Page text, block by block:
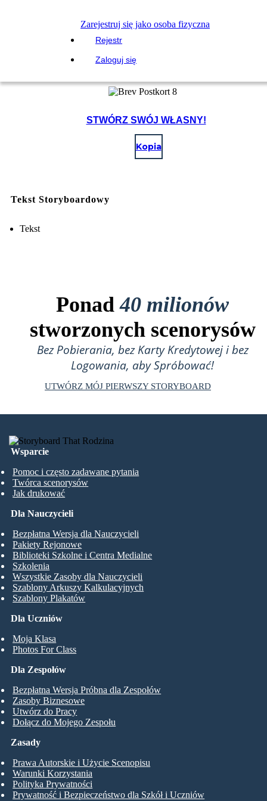
Zarejestruj się jako osoba fizyczna
Rejestr
Zaloguj się
STWÓRZ SWÓJ WŁASNY!
Kopia
Tekst Storyboardowy
Tekst
Ponad40 milionów
stworzonych scenorysów
Bez Pobierania, bez Karty Kredytowej i bez
Logowania, aby Spróbować!
UTWÓRZ MÓJ PIERWSZY STORYBOARD
Wsparcie
Pomoc i często zadawane pytania
Twórca scenorysów
Jak drukować
Dla Uczniów
Moja Klasa
Photos For Class
Dla Nauczycieli
Bezpłatna Wersja dla Nauczycieli
Pakiety Rejonowe
Biblioteki Szkolne i Centra Medialne
Szkolenia
Wszystkie Zasoby dla Nauczycieli
Szablony Arkuszy Kalkulacyjnych
Szablony Plakatów
Dla Zespołów
Bezpłatna Wersja Próbna dla Zespołów
Zasoby Biznesowe
Utwórz do Pracy
Dołącz do Mojego Zespołu
Zasady
Prawa Autorskie i Użycie Scenopisu
Warunki Korzystania
Polityka Prywatności
Prywatność i Bezpieczeństwo dla Szkół i Uczniów